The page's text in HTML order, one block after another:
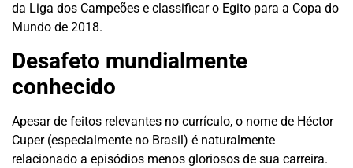
da Liga dos Campeões e classificar o Egito para a Copa do
Mundo de 2018.
Desafeto mundialmente
conhecido
Apesar de feitos relevantes no currículo, o nome de Héctor
Cuper (especialmente no Brasil) é naturalmente
relacionado a episódios menos gloriosos de sua carreira.